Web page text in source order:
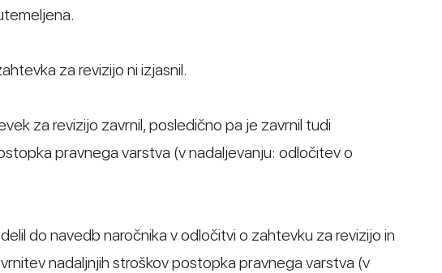
za revizijo ni izjasnil.
za revizijo zavrnil, posledično pa je zavrnil tudi
pravnega varstva (v nadaljevanju: odločitev o
do navedb naročnika v odločitvi o zahtevku za revizijo in
nadaljnjih stroškov postopka pravnega varstva (v